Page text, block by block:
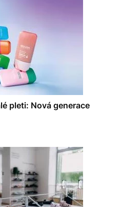
pleti: Nová generace